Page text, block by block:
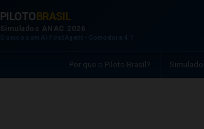
PILOTOBRASIL
Simulados ANAC 2026
O único com AI First Agent - Comodore 4.1
Por que o Piloto Brasil?